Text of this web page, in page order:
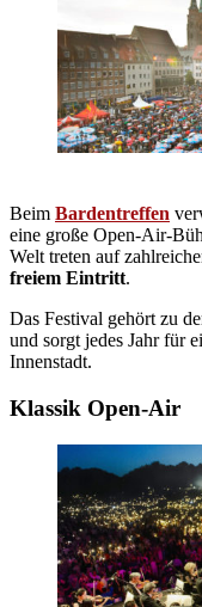
Beim Bardentreffen
eine große Open-Air-
Welt treten auf
freiem Eintritt.
Das Festival gehört zu
und sorgt jedes Jahr für
Innenstadt.
Klassik Open-Air